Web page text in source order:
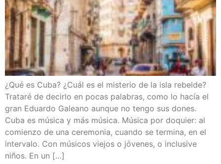
¿Qué es Cuba? ¿Cuál es el mis­te­rio de la isla rebel­de?
Tra­ta­ré de decir­lo en pocas pala­bras, como lo hacía el
gran Eduar­do Galeano aun­que no ten­go sus dones.
Cuba es músi­ca y más músi­ca. Músi­ca por doquier: al
comien­zo de una cere­mo­nia, cuan­do se ter­mi­na, en el
inter­va­lo. Con músi­cos vie­jos o jóve­nes, o inclu­si­ve
niños. En un […]